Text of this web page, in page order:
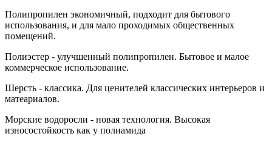
Полипропилен экономичный, подходит для бытового
использования, и для мало проходимых общественных
помещений.
Полиэстер - улучшенный полипропилен. Бытовое и малое
коммерческое использование.
Шерсть - классика. Для ценителей классических интерьеров и
матеариалов.
Морские водоросли - новая технология. Высокая
износостойкость как у полиамида